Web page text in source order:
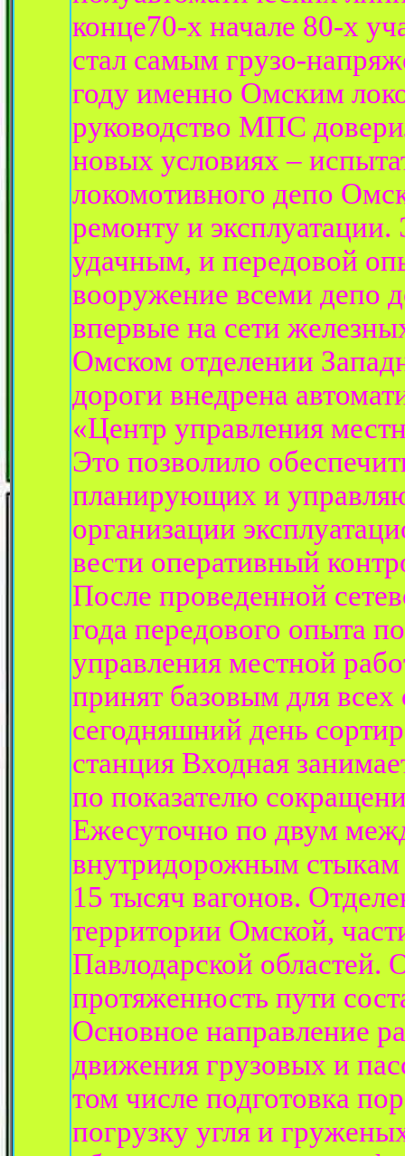
конце70-х начале 80-х
стал самым грузо-
году именно Омским
руководство МПС
новых условиях –
локомотивного депо
ремонту и эксплуатации.
удачным, и передовой
вооружение всеми депо
впервые на сети
Омском отделении
дороги внедрена
«Центр управления
Это позволило
планирующих и
организации
вести оперативный
После проведенной
года передового опыта
управления местной
принят базовым для
сегодняшний день
станция Входная
по показателю
Ежесуточно по двум
внутридорожным стыкам
15 тысяч вагонов.
территории Омской,
Павлодарской областей.
протяженность пути
Основное направление
движения грузовых и
том числе подготовка
погрузку угля и